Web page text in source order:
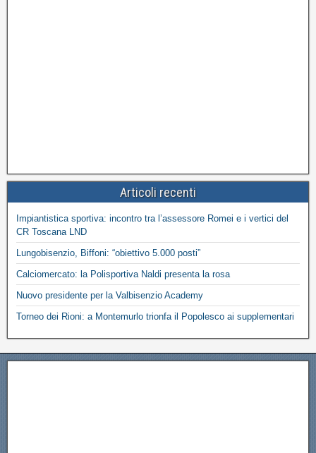
Articoli recenti
Impiantistica sportiva: incontro tra l’assessore Romei e i vertici del
CR Toscana LND
Lungobisenzio, Biffoni: “obiettivo 5.000 posti”
Calciomercato: la Polisportiva Naldi presenta la rosa
Nuovo presidente per la Valbisenzio Academy
Torneo dei Rioni: a Montemurlo trionfa il Popolesco ai supplementari